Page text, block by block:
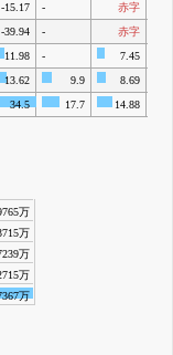
-15.17 - 赤字
-39.94 - 赤字
11.98 - 7.45
13.62 9.9
8.69
34.5 17.7 14.88
万
万
万
万
万